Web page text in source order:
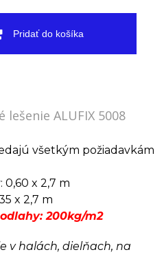
Pridať do košíka
lešenie ALUFIX 5008
všetkým požiadavkám
x 2,7 m
x 2,7 m
200kg/m2
v halách, dielňach, na